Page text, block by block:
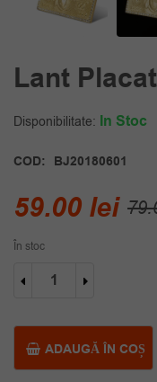
Lant
Disponibilitate: In Stoc
COD: BJ20180601
59.00 lei
În stoc
Cantitate
Lant
dolariADAUGĂ ÎN COȘ